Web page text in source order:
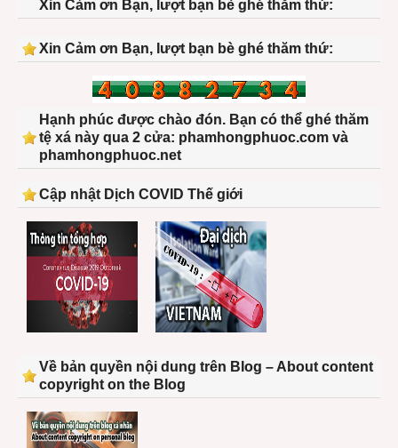
Xin Cảm ơn Bạn, lượt bạn bè ghé thăm thứ:
Xin Cảm ơn Bạn, lượt bạn bè ghé thăm thứ:
Hạnh phúc được chào đón. Bạn có thể ghé thăm
tệ xá này qua 2 cửa: phamhongphuoc.com và
phamhongphuoc.net
Cập nhật Dịch COVID Thế giới
Về bản quyền nội dung trên Blog – About content
copyright on the Blog